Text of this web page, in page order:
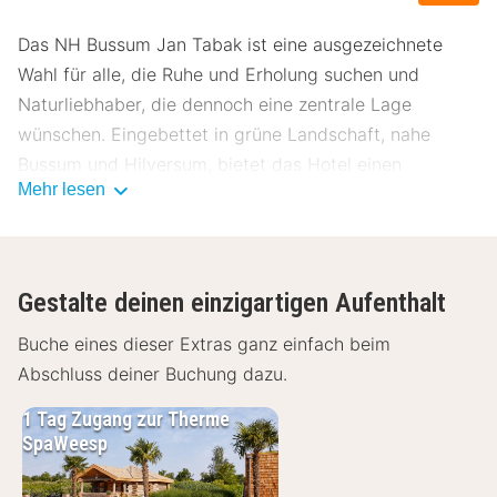
Das NH Bussum Jan Tabak ist eine ausgezeichnete
Wahl für alle, die Ruhe und Erholung suchen und
Naturliebhaber, die dennoch eine zentrale Lage
wünschen. Eingebettet in grüne Landschaft, nahe
Bussum und Hilversum, bietet das Hotel einen
komfortablen Ausgangspunkt. Unsere Gäste bewerten
Lage NH Bussum Jan Tabak
Das NH Bussum Jan Tabak liegt am Stadtrand von
Bussum, mitten im Herzen der Gooi-Region. Vom Hotel
aus erreichst du schnell das Zentrum von Bussum und
Hilversum sowie Naturschutzgebiete wie die
Bussumerheide und das Naturschutzgebiet Gooi. Dank
der günstigen Lage nahe der Autobahn A1 ist auch
Mehr lesen
Gestalte deinen einzigartigen Aufenthalt
Buche eines dieser Extras ganz einfach beim
Abschluss deiner Buchung dazu.
1 Tag Zugang zur Therme
SpaWeesp